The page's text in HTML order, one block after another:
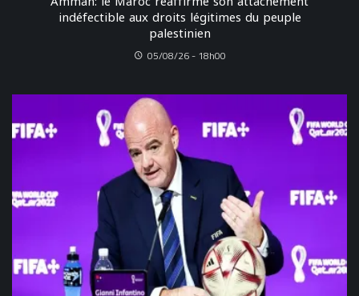
indéfectible aux droits légitimes du peuple
palestinien
05/08/26 - 18h00